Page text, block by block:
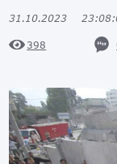
31.10.2023
398